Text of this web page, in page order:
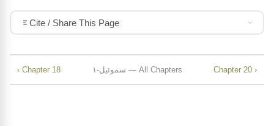
Cite / Share This Page
‹ Chapter 18 ۱-سموئیل — All Chapters Chapter 20 ›